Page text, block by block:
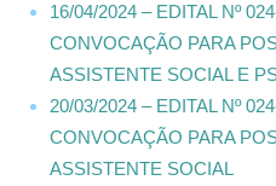
16/04/2024 – EDITAL Nº
CONVOCAÇÃO PARA
ASSISTENTE SOCIAL E
20/03/2024 – EDITAL Nº
CONVOCAÇÃO PARA
ASSISTENTE SOCIAL